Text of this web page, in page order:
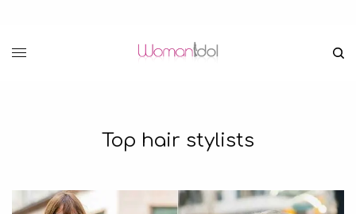
Top hair stylists